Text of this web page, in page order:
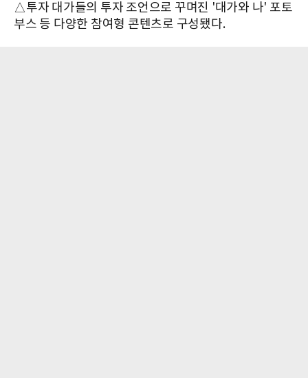
△투자 대가들의 투자 조언으로 꾸며진 '대가와 나' 포토
부스 등 다양한 참여형 콘텐츠로 구성됐다.